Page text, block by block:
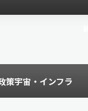
策宇宙・インフラ